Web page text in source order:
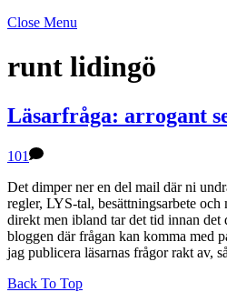
Close Menu
runt lidingö
Läsarfråga: arrogant
101
Det dimper ner en del mail där ni
regler, LYS-tal, besättningsarbete och
direkt men ibland tar det tid innan det
bloggen där frågan kan komma med
jag publicera läsarnas frågor rakt av,
Back To Top